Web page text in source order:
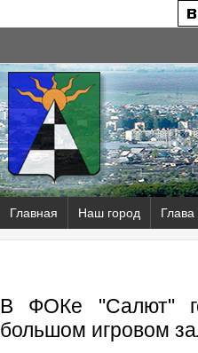
Главная Наш город Глава
В ФОКе "Салют"
большом игровом